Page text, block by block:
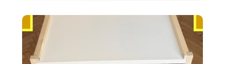
biele 120X20cm